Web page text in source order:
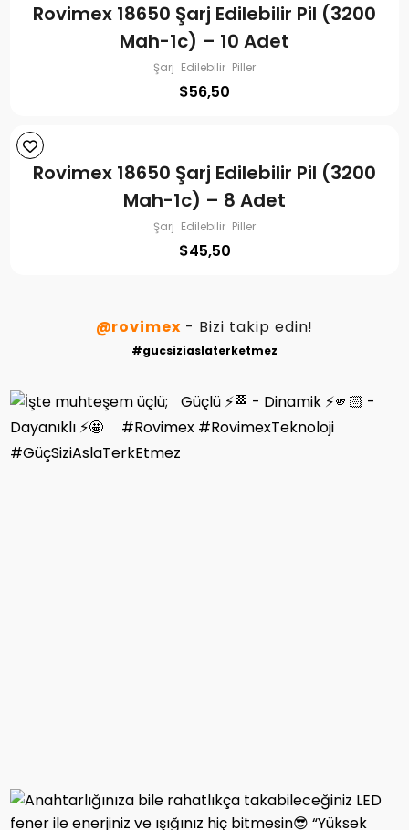
Rovimex 18650 Şarj Edilebilir Pil (3200
Mah-1c) – 10 Adet
Şarj Edilebilir Piller
$56,50
Rovimex 18650 Şarj Edilebilir Pil (3200
Mah-1c) – 8 Adet
Şarj Edilebilir Piller
$45,50
@rovimex - Bizi takip edin!
#gucsiziaslaterketmez